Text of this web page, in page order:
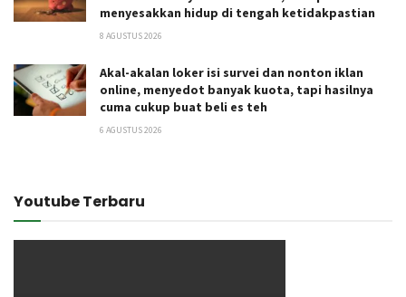
menyesakkan hidup di tengah ketidakpastian
8 AGUSTUS 2026
Akal-akalan loker isi survei dan nonton iklan
online, menyedot banyak kuota, tapi hasilnya
cuma cukup buat beli es teh
6 AGUSTUS 2026
Youtube Terbaru